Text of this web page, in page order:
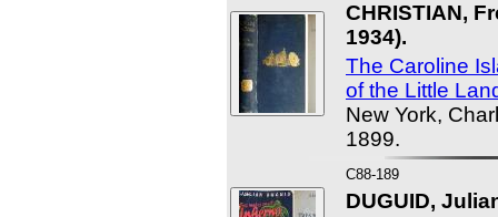
CHRISTIAN,
1934).
The Caroline
of the Little
New York,
1899.
C88-189
DUGUID,